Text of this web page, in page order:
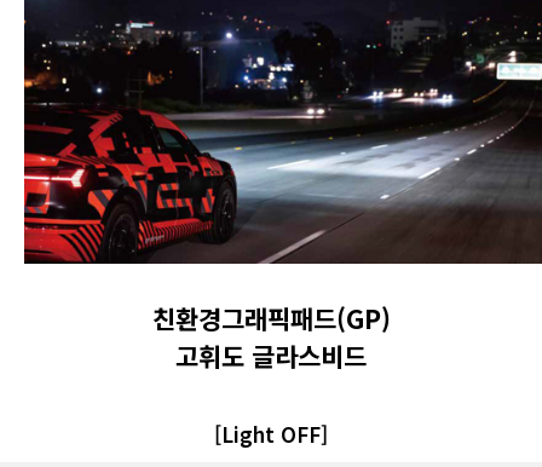
친환경그래픽패드(GP)
고휘도 글라스비드
[Light OFF]